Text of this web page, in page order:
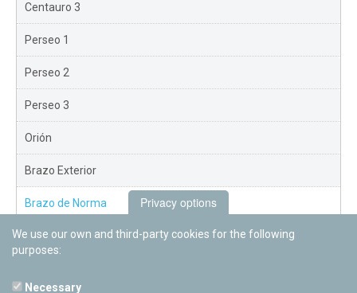
Centauro 3
Perseo 1
Perseo 2
Perseo 3
Orión
Brazo Exterior
Brazo de Norma
Nuevo Exterior
Privacy options
We use our own and third-party cookies for the following
purposes:
Necessary